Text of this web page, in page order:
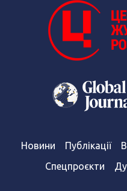
Новини Публікації
Спецпроєкти